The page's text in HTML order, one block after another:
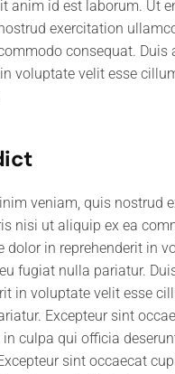
anim id est laborum. Ut
exercitation
consequat. Duis
voluptate velit esse
veniam, quis nostrud
nisi ut aliquip ex ea
dolor in reprehenderit in
fugiat nulla pariatur.
in voluptate velit esse
Excepteur sint
in culpa qui officia
sint occaecat